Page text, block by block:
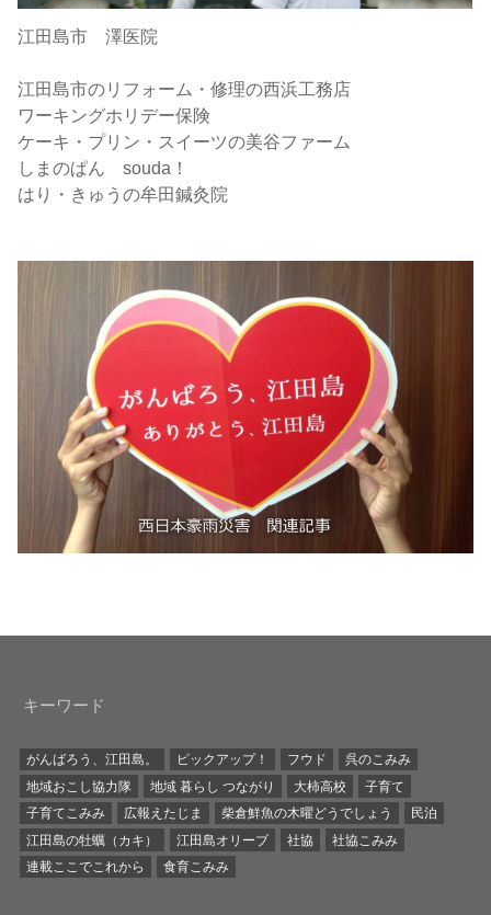
江田島市 澤医院
江田島市のリフォーム・修理の西浜工務店
ワーキングホリデー保険
ケーキ・プリン・スイーツの美谷ファーム
しまのぱん souda！
はり・きゅうの牟田鍼灸院
キーワード
がんばろう、江田島。 ピックアップ！ フウド
呉のこみみ
地域おこし協力隊
地域 暮らし つながり 大柿高校
子育て
子育てこみみ
広報えたじま 柴倉鮮魚の木曜どうでしょう
民泊
江田島の牡蠣（カキ）
江田島オリーブ 社協
社協こみみ
連載ここでこれから
食育こみみ